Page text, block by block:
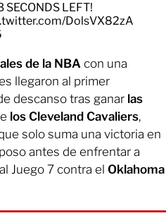
SECONDS LEFT!
DolsVX82zA
de la NBA con una
llegaron al primer
descanso tras ganar las
los Cleveland Cavaliers,
solo suma una victoria en
antes de enfrentar a
Juego 7 contra el Oklahoma